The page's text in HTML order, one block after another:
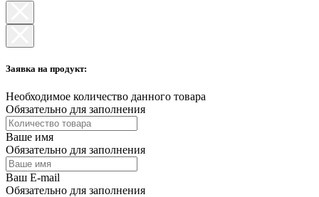
Заявка на продукт:
Необходимое количество данного товара
Обязательно для заполнения
Ваше имя
Обязательно для заполнения
Ваш E-mail
Обязательно для заполнения